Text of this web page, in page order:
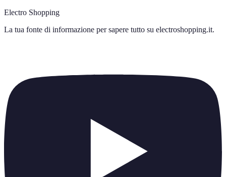
Electro Shopping
La tua fonte di informazione per sapere tutto su electroshopping.it.